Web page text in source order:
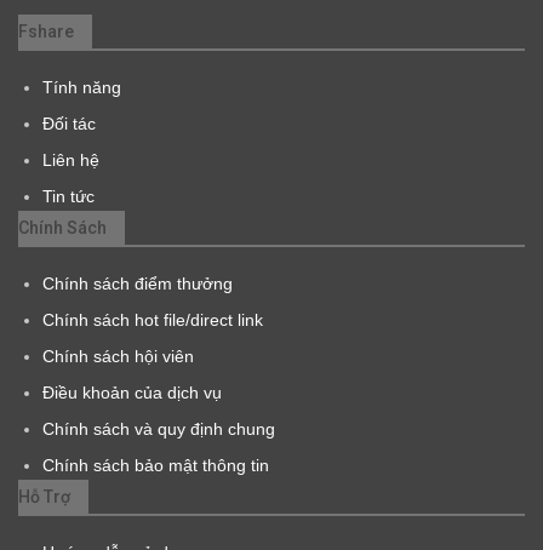
Fshare
Tính năng
Đối tác
Liên hệ
Tin tức
Chính Sách
Chính sách điểm thưởng
Chính sách hot file/direct link
Chính sách hội viên
Điều khoản của dịch vụ
Chính sách và quy định chung
Chính sách bảo mật thông tin
Hỗ Trợ